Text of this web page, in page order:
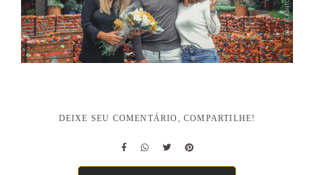
DEIXE SEU COMENTÁRIO, COMPARTILHE!